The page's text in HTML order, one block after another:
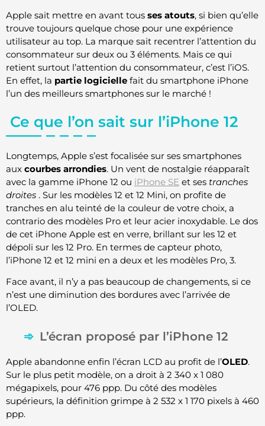
Apple sait mettre en avant tous ses atouts, si bien qu’elle
trouve toujours quelque chose pour une expérience
utilisateur au top. La marque sait recentrer l’attention du
consommateur sur deux ou 3 éléments. Mais ce qui
retient surtout l’attention du consommateur, c’est l’iOS.
En effet, la partie logicielle fait du smartphone iPhone
l’un des meilleurs smartphones sur le marché !
Ce que l’on sait sur l’iPhone 12
Longtemps, Apple s’est focalisée sur ses smartphones
aux courbes arrondies. Un vent de nostalgie réapparaît
avec la gamme iPhone 12 ou iPhone SE et ses tranches
droites . Sur les modèles 12 et 12 Mini, on profite de
tranches en alu teinté de la couleur de votre choix, a
contrario des modèles Pro et leur acier inoxydable. Le dos
de cet iPhone Apple est en verre, brillant sur les 12 et
dépoli sur les 12 Pro. En termes de capteur photo,
l’iPhone 12 et 12 mini en a deux et les modèles Pro, 3.
Face avant, il n’y a pas beaucoup de changements, si ce
n’est une diminution des bordures avec l’arrivée de
l’OLED.
L’écran proposé par l’iPhone 12
Apple abandonne enfin l’écran LCD au profit de l’OLED.
Sur le plus petit modèle, on a droit à 2 340 x 1 080
mégapixels, pour 476 ppp. Du côté des modèles
supérieurs, la définition grimpe à 2 532 x 1 170 pixels à 460
ppp.